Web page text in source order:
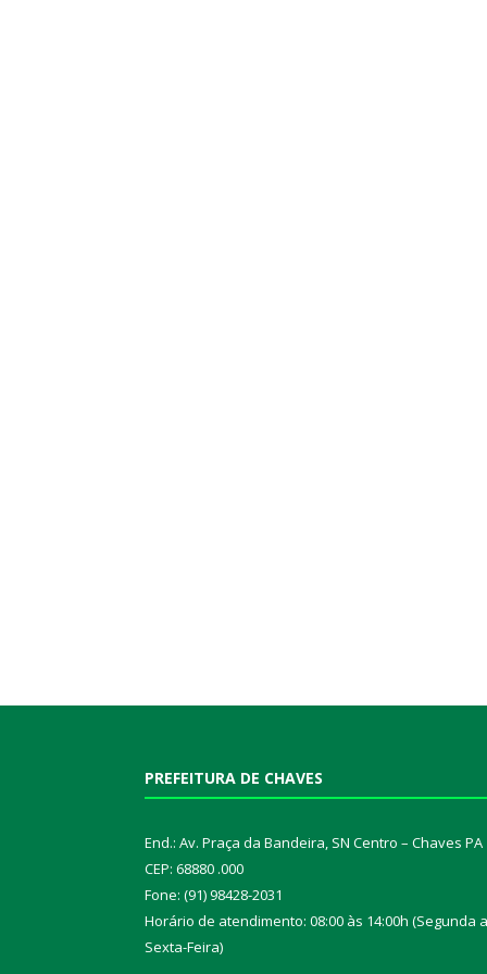
PREFEITURA DE CHAVES
End.: Av. Praça da Bandeira, SN Centro – Chaves PA
CEP: 68880 .000
Fone: (91) 98428-2031
Horário de atendimento: 08:00 às 14:00h (Segunda a
Sexta-Feira)